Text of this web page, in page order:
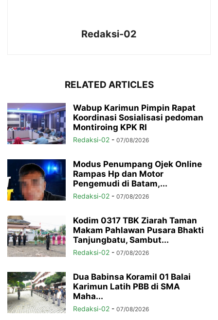
Redaksi-02
RELATED ARTICLES
Wabup Karimun Pimpin Rapat
Koordinasi Sosialisasi pedoman
Montiroing KPK RI
Redaksi-02 - 07/08/2026
Modus Penumpang Ojek Online
Rampas Hp dan Motor
Pengemudi di Batam,...
Redaksi-02 - 07/08/2026
Kodim 0317 TBK Ziarah Taman
Makam Pahlawan Pusara Bhakti
Tanjungbatu, Sambut...
Redaksi-02 - 07/08/2026
Dua Babinsa Koramil 01 Balai
Karimun Latih PBB di SMA
Maha...
Redaksi-02 - 07/08/2026